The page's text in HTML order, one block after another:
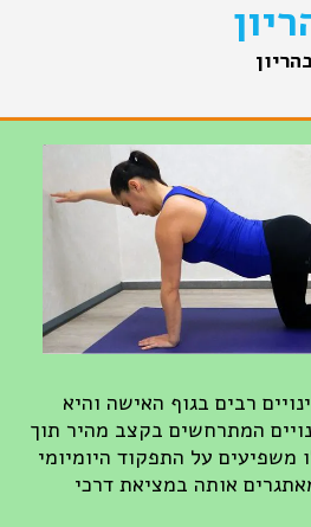
רבים בגוף האישה והיא
המתרחשים בקצב מהיר תוך
משפיעים על התפקוד היומיומי
אותה במציאת דרכי